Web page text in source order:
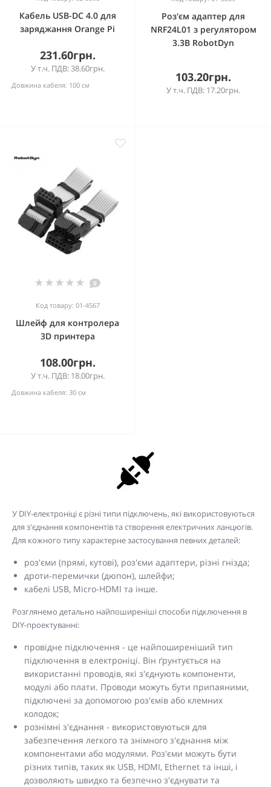
Кабель USB-DC 4.0 для
заряджання Orange Pi
231.60грн.
У т.ч. ПДВ: 38.60грн.
Довжина кабеля: 100 см
Роз'єм адаптер для
NRF24L01 з регулятором
3.3В RobotDyn
103.20грн.
У т.ч. ПДВ: 17.20грн.
0
Код товару: 01-4567
Шлейф для контролера
3D принтера
108.00грн.
У т.ч. ПДВ: 18.00грн.
Довжина кабеля: 30 см
У DIY-електроніці є різні типи підключень, які використовуються
для з'єднання компонентів та створення електричних ланцюгів.
Для кожного типу характерне застосування певних деталей:
роз'єми (прямі, кутові), роз'єми адаптери, різні гнізда;
дроти-перемички (дюпон), шлейфи;
кабелі USB, Micro-HDMI та інше.
Розглянемо детально найпоширеніші способи підключення в
DIY-проектуванні:
провідне підключення - це найпоширеніший тип
підключення в електроніці. Він ґрунтується на
використанні проводів, які з'єднують компоненти,
модулі або плати. Проводи можуть бути припаяними,
підключені за допомогою роз'ємів або клемних
колодок;
рознімні з'єднання - використовуються для
забезпечення легкого та знімного з'єднання між
компонентами або модулями. Роз'єми можуть бути
різних типів, таких як USB, HDMI, Ethernet та інші, і
дозволяють швидко та безпечно з'єднувати та